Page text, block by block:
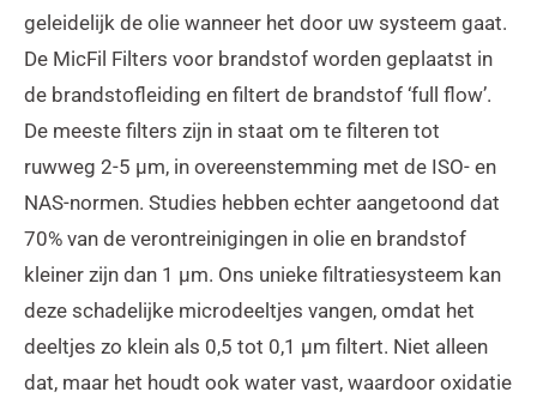
geleidelijk de olie wanneer het door uw systeem gaat.
De MicFil Filters voor brandstof worden geplaatst in
de brandstofleiding en filtert de brandstof ‘full flow’.
De meeste filters zijn in staat om te filteren tot
ruwweg 2-5 μm, in overeenstemming met de ISO- en
NAS-normen. Studies hebben echter aangetoond dat
70% van de verontreinigingen in olie en brandstof
kleiner zijn dan 1 μm. Ons unieke filtratiesysteem kan
deze schadelijke microdeeltjes vangen, omdat het
deeltjes zo klein als 0,5 tot 0,1 μm filtert. Niet alleen
dat, maar het houdt ook water vast, waardoor oxidatie